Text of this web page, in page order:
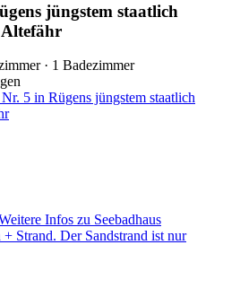
jüngstem staatlich
Altefähr
· 1 Badezimmer
5 in Rügens jüngstem staatlich
Infos zu Seebadhaus
Strand. Der Sandstrand ist nur